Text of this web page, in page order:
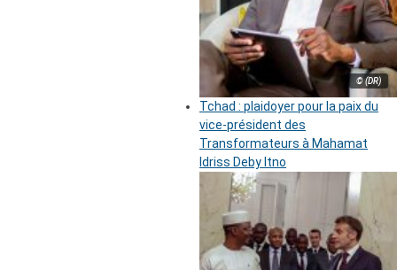
© (DR)
Tchad : plaidoyer pour la paix du
vice-président des
Transformateurs à Mahamat
Idriss Deby Itno